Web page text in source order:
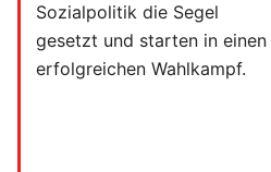
Sozialpolitik die Segel
gesetzt und starten in einen
erfolgreichen Wahlkampf.